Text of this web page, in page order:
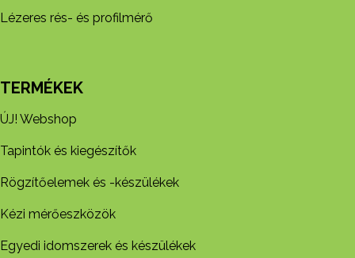
Lézeres rés- és profilmérő
TERMÉKEK
ÚJ! Webshop
Tapintók és kiegészítők
Rögzítőelemek és -készül​ékek
Kézi mérőeszközök
Egyedi idomszerek és készülékek